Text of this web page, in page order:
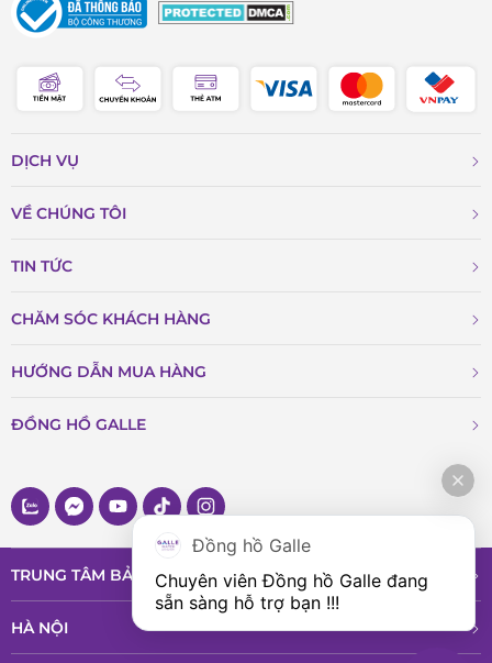
DỊCH VỤ
VỀ CHÚNG TÔI
TIN TỨC
CHĂM SÓC KHÁCH HÀNG
HƯỚNG DẪN MUA HÀNG
ĐỒNG HỒ GALLE
TRUNG TÂM BẢO HÀNH VÀ DỊCH VỤ
HÀ NỘI
Đồng hồ Galle
Chuyên viên Đồng hồ Galle đang
sẵn sàng hỗ trợ bạn !!!